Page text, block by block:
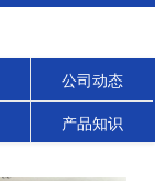
公司动态
产品知识